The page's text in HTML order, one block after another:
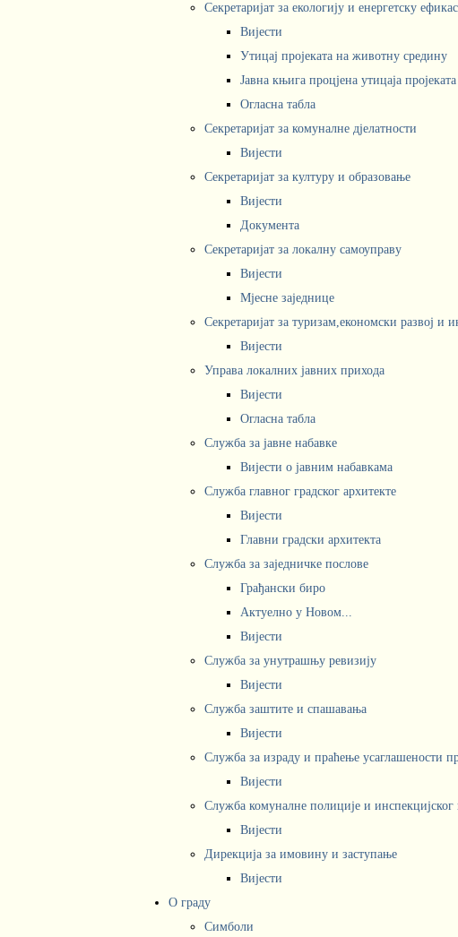
Секретаријат за екологију и енергетску
Вијести
Утицај пројеката на животну средину
Јавна књига процјена утицаја
Огласна табла
Секретаријат за комуналне дјелатности
Вијести
Секретаријат за културу и образовање
Вијести
Документа
Секретаријат за локалну самоуправу
Вијести
Мјесне заједнице
Секретаријат за туризам,економски развој и
Вијести
Управа локалних јавних прихода
Вијести
Огласна табла
Служба за јавне набавке
Вијести о јавним набавкама
Служба главног градског архитекте
Вијести
Главни градски архитекта
Служба за заједничке послове
Грађански биро
Актуелно у Новом...
Вијести
Служба за унутрашњу ревизију
Вијести
Служба заштите и спашавања
Вијести
Служба за израду и праћење усаглашености
Вијести
Служба комуналне полиције и инспекцијског
Вијести
Дирекција за имовину и заступање
Вијести
О граду
Симболи